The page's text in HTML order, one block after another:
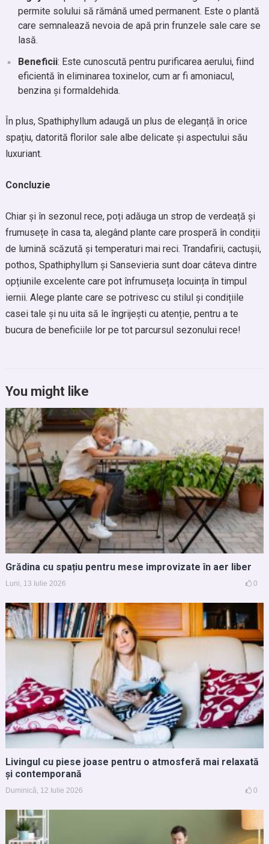
permite solului să rămână umed permanent. Este o plantă
care semnalează nevoia de apă prin frunzele sale care se
lasă.
Beneficii: Este cunoscută pentru purificarea aerului, fiind
eficientă în eliminarea toxinelor, cum ar fi amoniacul,
benzina și formaldehida.
În plus, Spathiphyllum adaugă un plus de eleganță în orice
spațiu, datorită florilor sale albe delicate și aspectului său
luxuriant.
Concluzie
Chiar și în sezonul rece, poți adăuga un strop de verdeață și
frumusețe în casa ta, alegând plante care prosperă în condiții
de lumină scăzută și temperaturi mai reci. Trandafirii, cactușii,
pothos, Spathiphyllum și Sansevieria sunt doar câteva dintre
opțiunile excelente care pot înfrumuseța locuința în timpul
iernii. Alege plante care se potrivesc cu stilul și condițiile
casei tale și nu uita să le îngrijești cu atenție, pentru a te
bucura de beneficiile lor pe tot parcursul sezonului rece!
You might like
Grădina cu spațiu pentru mese improvizate în aer liber
Luni, 13 Iulie 2026 0
Livingul cu piese joase pentru o atmosferă mai relaxată
și contemporană
Duminică, 12 Iulie 2026 0